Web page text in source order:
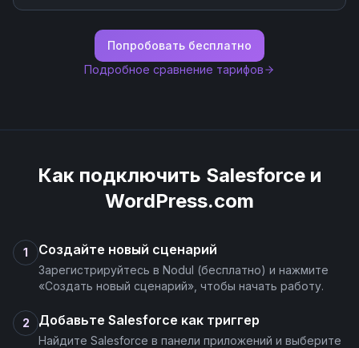
Попробовать бесплатно
Подробное сравнение тарифов
Как подключить Salesforce и
WordPress.com
1 Создайте новый сценарий
Зарегистрируйтесь в Nodul (бесплатно) и нажмите
«Создать новый сценарий», чтобы начать работу.
2 Добавьте Salesforce как триггер
Найдите Salesforce в панели приложений и выберите